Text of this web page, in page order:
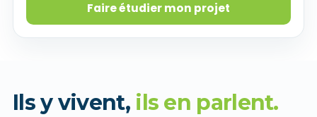
Faire étudier mon projet
Ils y vivent, ils en parlent.